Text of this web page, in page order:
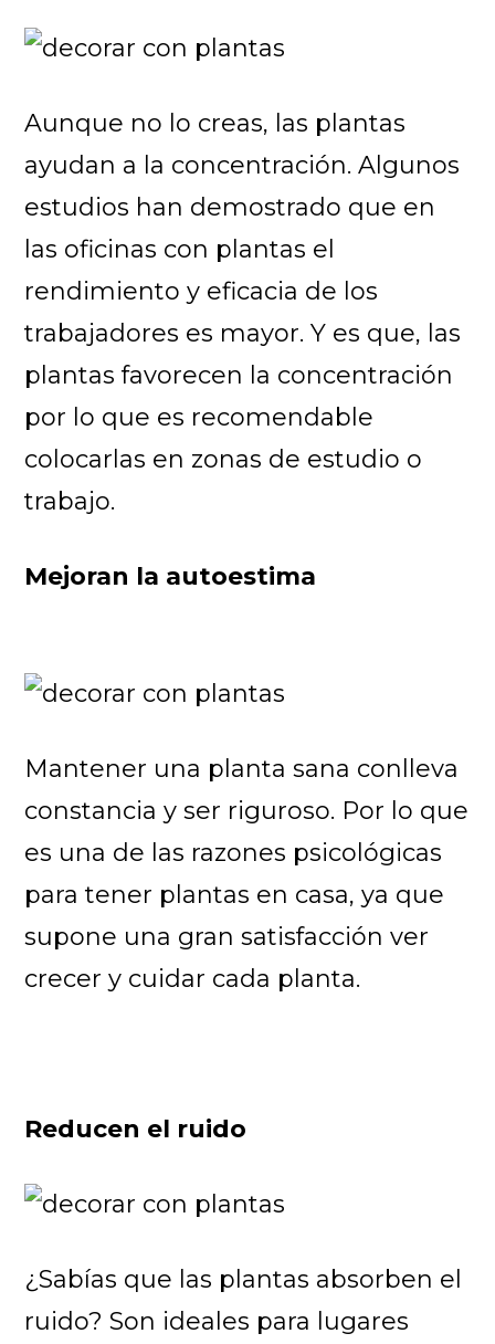
Aunque no lo creas, las plantas
ayudan a la concentración. Algunos
estudios han demostrado que en
las oficinas con plantas el
rendimiento y eficacia de los
trabajadores es mayor. Y es que, las
plantas favorecen la concentración
por lo que es recomendable
colocarlas en zonas de estudio o
trabajo.
Mejoran la autoestima
Mantener una planta sana conlleva
constancia y ser riguroso. Por lo que
es una de las razones psicológicas
para tener plantas en casa, ya que
supone una gran satisfacción ver
crecer y cuidar cada planta.
Reducen el ruido
¿Sabías que las plantas absorben el
ruido? Son ideales para lugares